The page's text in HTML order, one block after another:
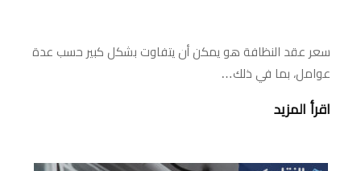
سعر عقد النظافة هو يمكن أن يتفاوت بشكل كبير حسب عدة
عوامل، بما في ذلك…
اقرأ المزيد